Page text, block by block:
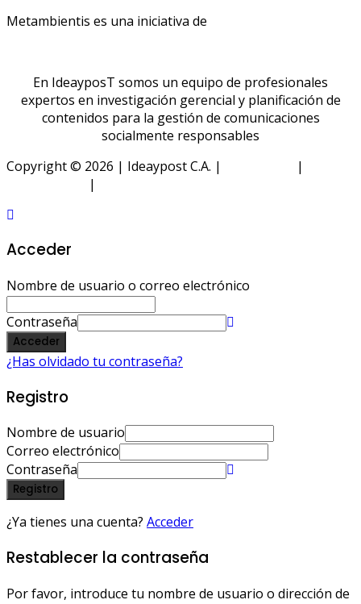
Metambientis es una iniciativa de
En IdeayposT somos un equipo de profesionales
expertos en investigación gerencial y planificación de
contenidos para la gestión de comunicaciones
socialmente responsables
Copyright © 2026 | Ideaypost C.A. |
|
|
Acceder
Nombre de usuario o correo electrónico
Contraseña
Acceder
¿Has olvidado tu contraseña?
Registro
Nombre de usuario
Correo electrónico
Contraseña
Registro
¿Ya tienes una cuenta? Acceder
Restablecer la contraseña
Por favor, introduce tu nombre de usuario o dirección de